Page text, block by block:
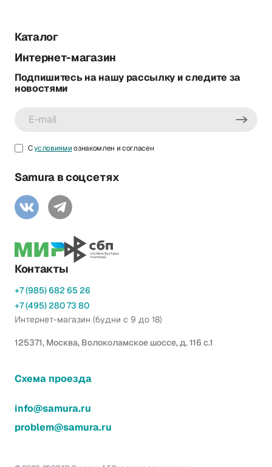
Каталог
Интернет-магазин
Подпишитесь на нашу рассылку и следите за
новостями
Сусловиямиознакомлен и согласен
Samura в соцсетях
Контакты
+7 (985) 682 65 26
+7 (495) 280 73 80
Интернет-магазин (будни с 9 до 18)
125371, Москва, Волоколамское шоссе, д. 116 с.1
Схема проезда
info@samura.ru
problem@samura.ru